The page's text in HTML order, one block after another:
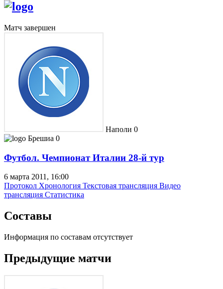
Матч завершен
Наполи 0
Брешиа 0
Футбол. Чемпионат Италии 28-й тур
6 марта 2011, 16:00
Протокол Хронология Текстовая трансляция Видео
трансляция Статистика
Составы
Информация по составам отсутствует
Предыдущие матчи